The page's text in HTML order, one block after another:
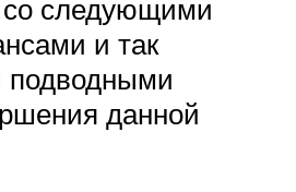
со следующими
и так
данной